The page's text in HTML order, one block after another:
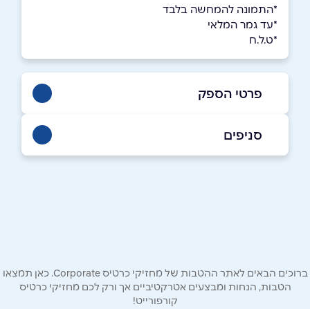
*התמונה להמחשה בלבד
*עד גמר המלאי
*ט.ל.ח
פרטי הספק
אימייל*
סניפים
ברוכים הבאים לאתר ההטבות של מחזיקי כרטיס Corporate. כאן תמצאו
הטבות, הנחות ומבצעים אטרקטיביים אך ורק לכם מחזיקי כרטיס
קורפורייט!